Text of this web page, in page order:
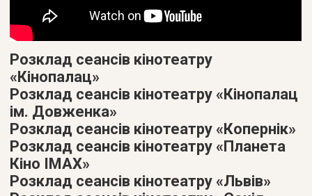
Розклад сеансів кінотеатру
«Кінопалац»
Розклад сеансів кінотеатру «Кінопалац
ім. Довженка»
Розклад сеансів кінотеатру «Копернік»
Розклад сеансів кінотеатру «Планета
Кіно IMAX»
Розклад сеансів кінотеатру «Львів»